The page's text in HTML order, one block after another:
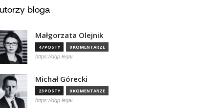
bloga
Małgorzata Olejnik
47 POSTY 0 KOMENTARZE
https://dgp.legal
Michał Górecki
23 POSTY 0 KOMENTARZE
https://dgp.legal